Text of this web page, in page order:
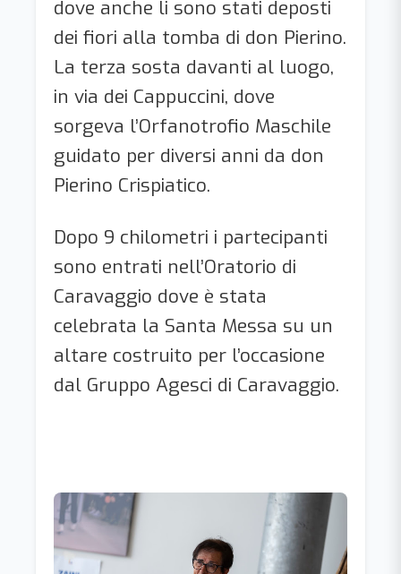
dove anche li sono stati deposti
dei fiori alla tomba di don Pierino.
La terza sosta davanti al luogo,
in via dei Cappuccini, dove
sorgeva l’Orfanotrofio Maschile
guidato per diversi anni da don
Pierino Crispiatico.
Dopo 9 chilometri i partecipanti
sono entrati nell’Oratorio di
Caravaggio dove è stata
celebrata la Santa Messa su un
altare costruito per l’occasione
dal Gruppo Agesci di Caravaggio.